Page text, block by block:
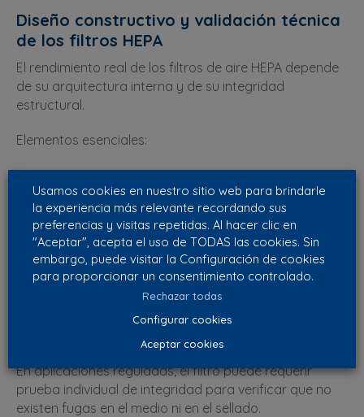
Diseño constructivo y validación técnica
de los filtros HEPA
El rendimiento real de los filtros de aire HEPA depende
de su arquitectura interna y de su integridad
estructural.
Elementos esenciales:
Medio filtrante de microfibra de vidrio de alta
densidad.
Plegado de alta superficie efectiva.
Marco estructural rígido (aluminio, acero
galvanizado o MDF técnico).
Ensayo individual bajo EN 1822.
En aplicaciones reguladas, el filtro puede requerir
prueba individual de integridad para verificar que no
existen fugas en el medio ni en el sellado.
Usamos cookies en nuestro sitio web para brindarle
la experiencia más relevante recordando sus
preferencias y visitas repetidas. Al hacer clic en
"Aceptar", acepta el uso de TODAS las cookies. Sin
embargo, puede visitar la Configuración de cookies
para proporcionar un consentimiento controlado.
Rechazar todas
Configurar cookies
Aceptar cookies